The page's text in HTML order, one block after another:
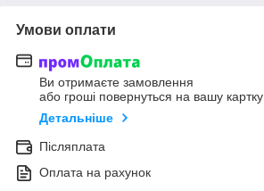
Умови оплати
Ви отримаєте замовлення
або гроші повернуться на вашу картку
Детальніше
Післяплата
Оплата на рахунок